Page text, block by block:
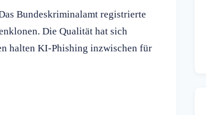
Bundeskriminalamt registrierte
Die Qualität hat sich
halten KI-Phishing inzwischen für